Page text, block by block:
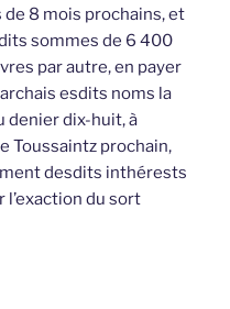
8 mois prochains, et
sommes de 6 400
par autre, en payer
esdits noms la
denier dix-huit, à
Toussaintz prochain,
desdits inthérests
du sort